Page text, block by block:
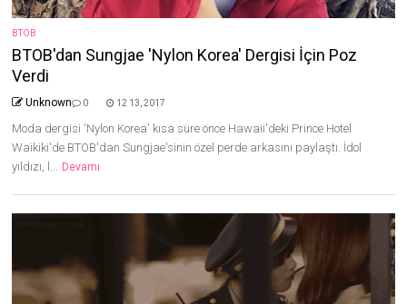
BTOB
BTOB'dan Sungjae 'Nylon Korea' Dergisi İçin Poz
Verdi
Unknown 0 12 13, 2017
Moda dergisi 'Nylon Korea' kısa süre önce Hawaii'deki Prince Hotel
Waikiki'de BTOB'dan Sungjae'sinin özel perde arkasını paylaştı. İdol
yıldızı, l... Devamı